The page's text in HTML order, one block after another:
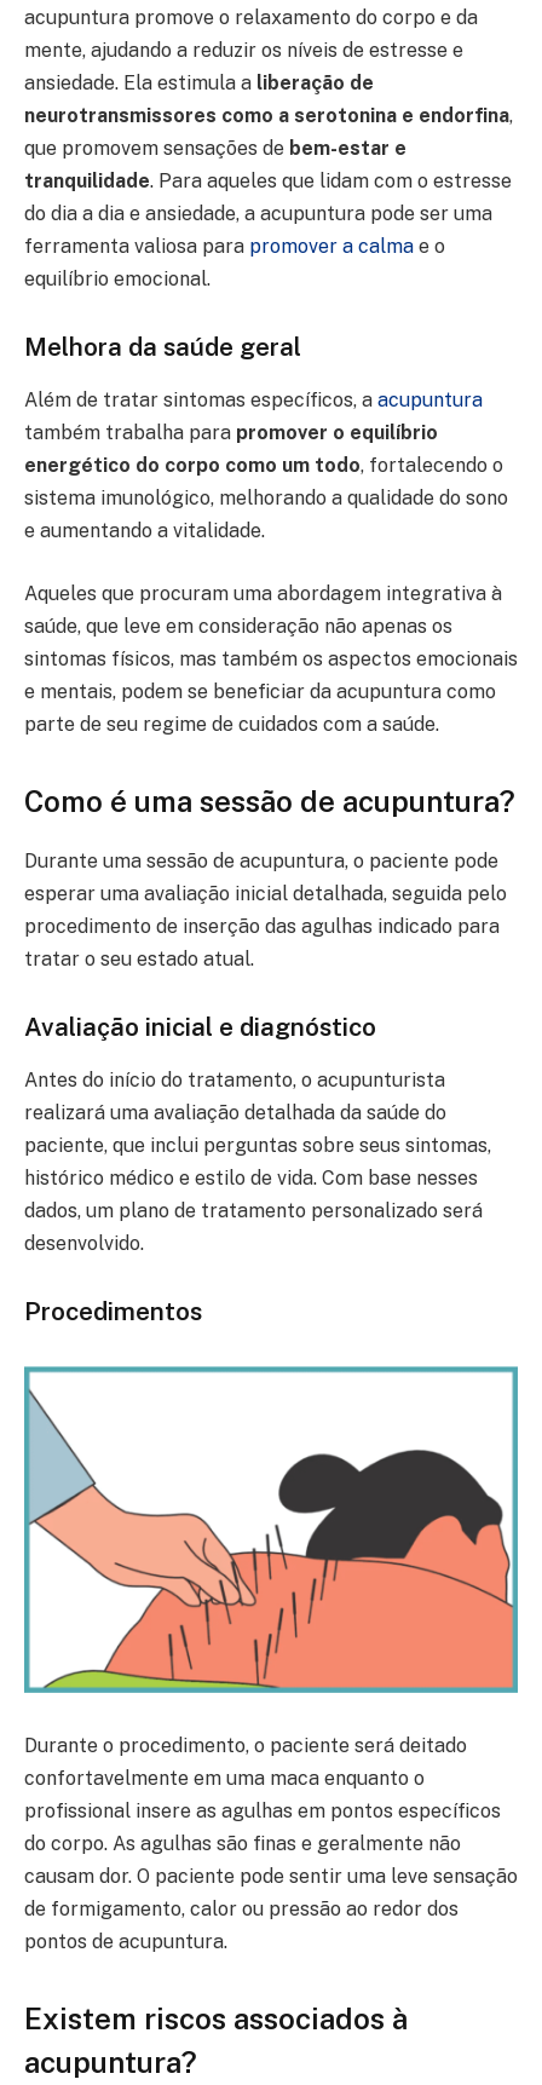
acupuntura promove o relaxamento do corpo e da
mente, ajudando a reduzir os níveis de estresse e
ansiedade. Ela estimula a liberação de
neurotransmissores como a serotonina e endorfina,
que promovem sensações de bem-estar e
tranquilidade. Para aqueles que lidam com o estresse
do dia a dia e ansiedade, a acupuntura pode ser uma
ferramenta valiosa para promover a calma e o
equilíbrio emocional.
Melhora da saúde geral
Além de tratar sintomas específicos, a acupuntura
também trabalha para promover o equilíbrio
energético do corpo como um todo, fortalecendo o
sistema imunológico, melhorando a qualidade do sono
e aumentando a vitalidade.
Aqueles que procuram uma abordagem integrativa à
saúde, que leve em consideração não apenas os
sintomas físicos, mas também os aspectos emocionais
e mentais, podem se beneficiar da acupuntura como
parte de seu regime de cuidados com a saúde.
Como é uma sessão de acupuntura?
Durante uma sessão de acupuntura, o paciente pode
esperar uma avaliação inicial detalhada, seguida pelo
procedimento de inserção das agulhas indicado para
tratar o seu estado atual.
Avaliação inicial e diagnóstico
Antes do início do tratamento, o acupunturista
realizará uma avaliação detalhada da saúde do
paciente, que inclui perguntas sobre seus sintomas,
histórico médico e estilo de vida. Com base nesses
dados, um plano de tratamento personalizado será
desenvolvido.
Procedimentos
Durante o procedimento, o paciente será deitado
confortavelmente em uma maca enquanto o
profissional insere as agulhas em pontos específicos
do corpo. As agulhas são finas e geralmente não
causam dor. O paciente pode sentir uma leve sensação
de formigamento, calor ou pressão ao redor dos
pontos de acupuntura.
Existem riscos associados à
acupuntura?